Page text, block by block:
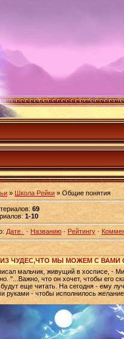
» Школа Рейки » Общие понятия
: 69
: 1-10
: Дате · Названию · Рейтингу ·
ЧУДЕС,ЧТО МЫ МОЖЕМ С ВАМИ
мальчик, живущий в хосписе, -
"...Важно, что он хочет, чтобы его
будут еще читать. На сегодня -
руками - чтобы исполнилось